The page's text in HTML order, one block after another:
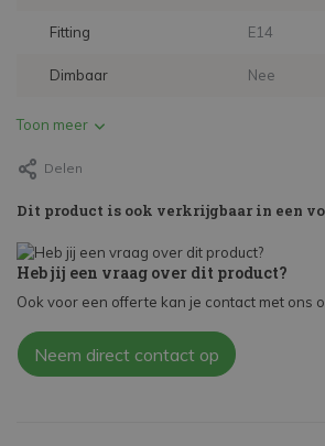
Fitting E14
Dimbaar Nee
Toon meer
Delen
Dit product is ook verkrijgbaar in een
Heb jij een vraag over dit product?
Ook voor een offerte kan je contact met ons
Neem direct contact op